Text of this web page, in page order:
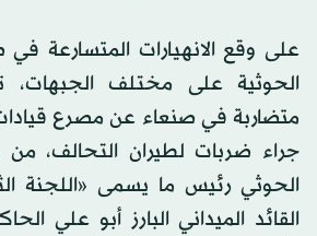
على وقع الانهيارات المتسارعة
الحوثية على مختلف الجبهات،
متضاربة في صنعاء عن مصرع
جراء ضربات لطيران التحالف،
الحوثي رئيس ما يسمى «اللجنة
القائد الميداني البارز أبو علي